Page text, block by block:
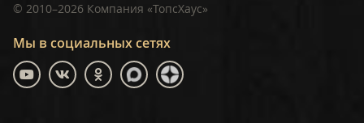
Мы в социальных сетях
© 2010–2026 Компания «ТопсХаус»